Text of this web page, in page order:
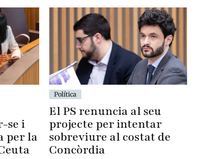
se i
per la
Política
El PS renuncia al seu
projecte per intentar
sobreviure al costat de
Concòrdia